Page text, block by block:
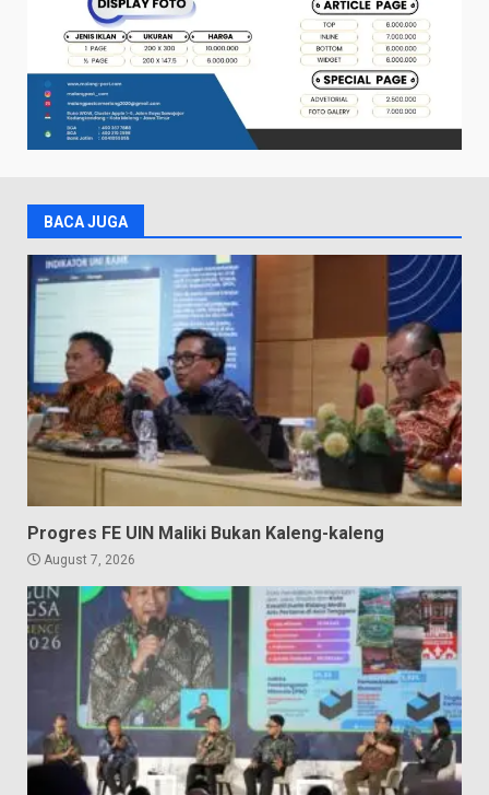
BACA JUGA
Progres FE UIN Maliki Bukan Kaleng-kaleng
August 7, 2026